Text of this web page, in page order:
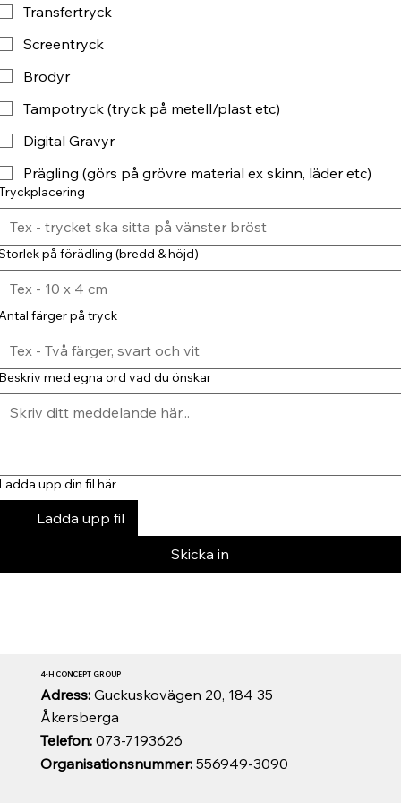
Transfertryck
Screentryck
Brodyr
Tampotryck (tryck på metell/plast etc)
Digital Gravyr
Prägling (görs på grövre material ex skinn, läder etc)
på förädling (bredd & höjd)
färger på tryck
med egna ord vad du önskar
upp din fil här
Ladda upp fil
Skicka in
Organisationsnummer:556949-3090
Telefon:073-7193626
Adress: Guckuskovägen 20, 184 35
Åkersberga
4-H CONCEPT GROUP